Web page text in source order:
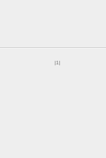
|1 |